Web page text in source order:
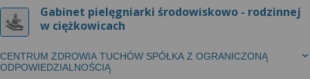
Gabinet pielęgniarki środowiskowo - rodzinnej
w ciężkowicach
CENTRUM ZDROWIA TUCHÓW SPÓŁKA Z OGRANICZONĄ
ODPOWIEDZIALNOŚCIĄ